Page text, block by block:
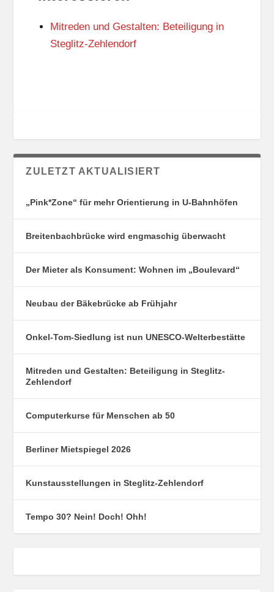
N
S
O
N
Mitreden und Gestalten: Beteiligung in
Steglitz-Zehlendorf
ZULETZT AKTUALISIERT
„Pink*Zone“ für mehr Orientierung in U-Bahnhöfen
Breitenbachbrücke wird engmaschig überwacht
Der Mieter als Konsument: Wohnen im „Boulevard“
Neubau der Bäkebrücke ab Frühjahr
Onkel-Tom-Siedlung ist nun UNESCO-Welterbestätte
Mitreden und Gestalten: Beteiligung in Steglitz-
Zehlendorf
Computerkurse für Menschen ab 50
Berliner Mietspiegel 2026
Kunstausstellungen in Steglitz-Zehlendorf
Tempo 30? Nein! Doch! Ohh!